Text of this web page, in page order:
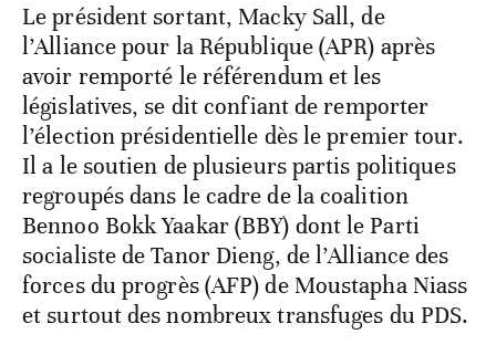
Le président sortant, Macky Sall, de
l’Alliance pour la République (APR) après
avoir remporté le référendum et les
législatives, se dit confiant de remporter
l’élection présidentielle dès le premier tour.
Il a le soutien de plusieurs partis politiques
regroupés dans le cadre de la coalition
Bennoo Bokk Yaakar (BBY) dont le Parti
socialiste de Tanor Dieng, de l’Alliance des
forces du progrès (AFP) de Moustapha Niass
et surtout des nombreux transfuges du PDS.